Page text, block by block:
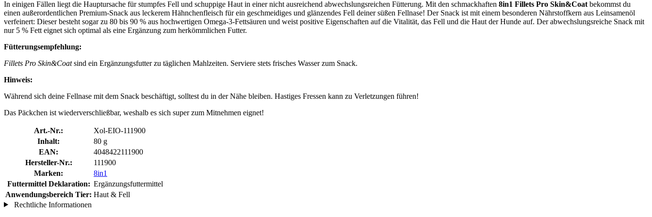
In einigen Fällen liegt die Hauptursache für stumpfes Fell und schuppige Haut in einer nicht ausreichend abwechslungsreichen Fütterung. Mit den schmackhaften 8in1 Fillets Pro Skin&Coat bekommst du
einen außerordentlichen Premium-Snack aus leckerem Hähnchenfleisch für ein geschmeidiges und glänzendes Fell deiner süßen Fellnase! Der Snack ist mit einem besonderen Nährstoffkern aus Leinsamenöl
verfeinert: Dieser besteht sogar zu 80 bis 90 % aus hochwertigen Omega-3-Fettsäuren und weist positive Eigenschaften auf die Vitalität, das Fell und die Haut der Hunde auf. Der abwechslungsreiche Snack mit
nur 5 % Fett eignet sich optimal als eine Ergänzung zum herkömmlichen Futter.
Fütterungsempfehlung:
Fillets Pro Skin&Coatsind ein Ergänzungsfutter zu täglichen Mahlzeiten. Serviere stets frisches Wasser zum Snack.
Hinweis:
Während sich deine Fellnase mit dem Snack beschäftigt, solltest du in der Nähe bleiben. Hastiges Fressen kann zu Verletzungen führen!
Das Päckchen ist wiederverschließbar, weshalb es sich super zum Mitnehmen eignet!
Art.-Nr.:
Xol-EIO-111900
Inhalt:
80 g
EAN:
4048422111900
Hersteller-Nr.:
111900
Marken:
8in1
Futtermittel Deklaration: Ergänzungsfuttermittel
Anwendungsbereich Tier: Haut & Fell
Rechtliche Informationen